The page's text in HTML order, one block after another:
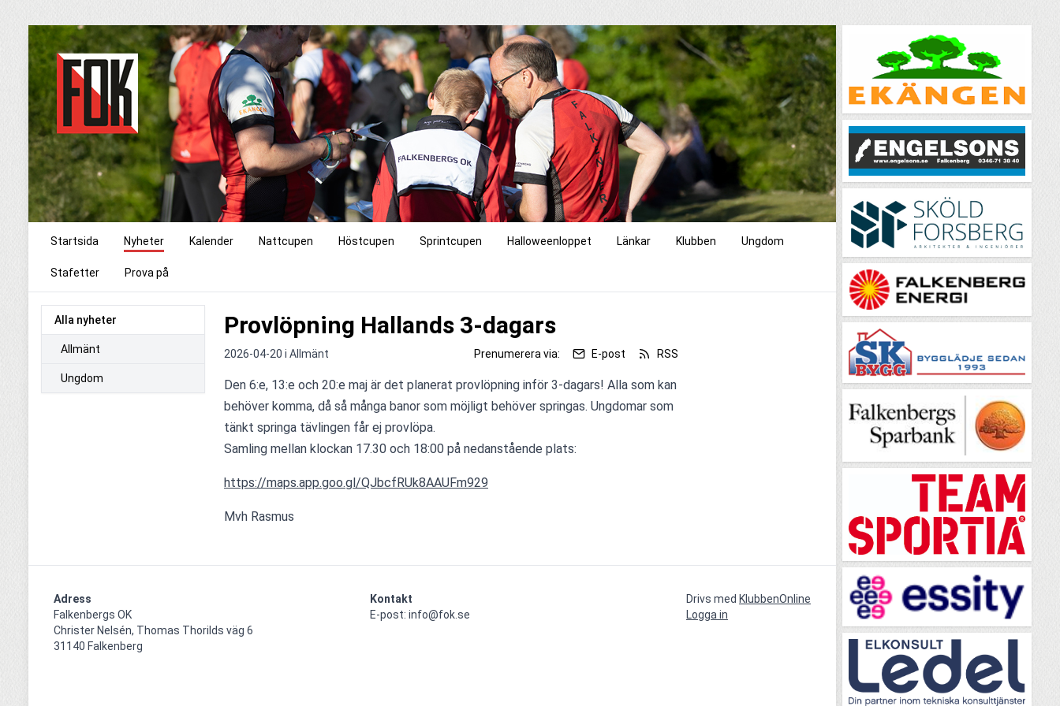
Startsida Nyheter Kalender Nattcupen Höstcupen Sprintcupen Halloweenloppet Länkar Klubben Ungdom
Stafetter Prova på
Alla nyheter
Allmänt
Ungdom
Provlöpning Hallands 3-dagars
2026-04-20 i Allmänt Prenumerera via: E-post RSS
Den 6:e, 13:e och 20:e maj är det planerat provlöpning inför 3-dagars! Alla som kan
behöver komma, då så många banor som möjligt behöver springas. Ungdomar som
tänkt springa tävlingen får ej provlöpa.
Samling mellan klockan 17.30 och 18:00 på nedanstående plats:
https://maps.app.goo.gl/QJbcfRUk8AAUFm929
Mvh Rasmus
Adress
Falkenbergs OK
Christer Nelsén, Thomas Thorilds väg 6
31140 Falkenberg
Kontakt
E-post: info@fok.se
Drivs med KlubbenOnline
Logga in